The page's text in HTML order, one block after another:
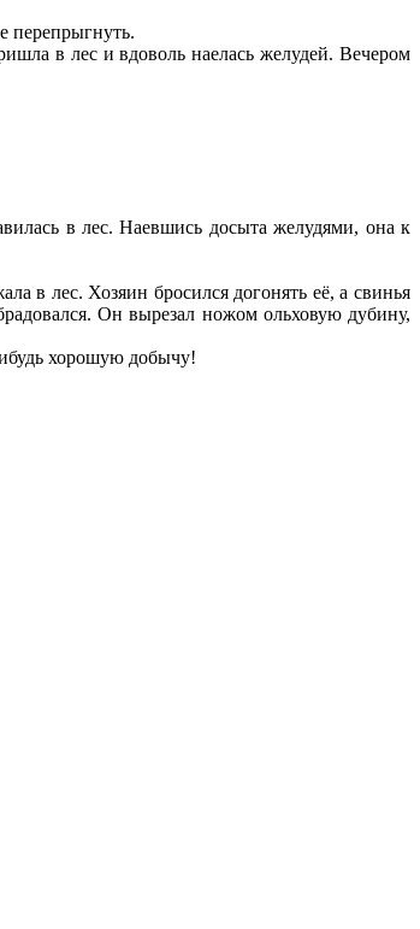
перепрыгнуть.
в лес и вдоволь наелась желудей. Вечером
в лес. Наевшись досыта желудями, она к
в лес. Хозяин бросился догонять её, а свинья
Он вырезал ножом ольховую дубину,
хорошую добычу!